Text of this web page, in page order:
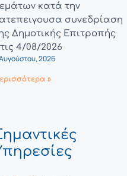
κατά την
συνεδρίαση
Δημοτικής Επιτροπής
4/08/2026
2026
»